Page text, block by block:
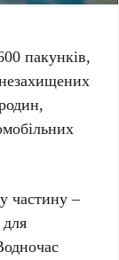
пакунків,
частину –